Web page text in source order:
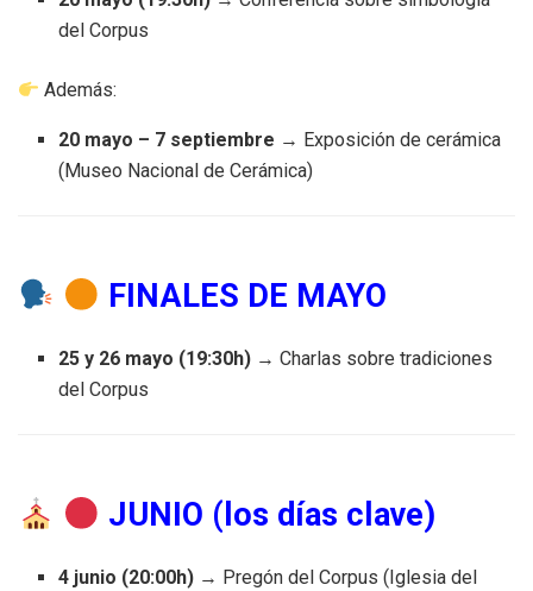
del Corpus
Además:
20 mayo – 7 septiembre → Exposición de cerámica
(Museo Nacional de Cerámica)
FINALES DE MAYO
25 y 26 mayo (19:30h) → Charlas sobre tradiciones
del Corpus
JUNIO (los días clave)
4 junio (20:00h) → Pregón del Corpus (Iglesia del